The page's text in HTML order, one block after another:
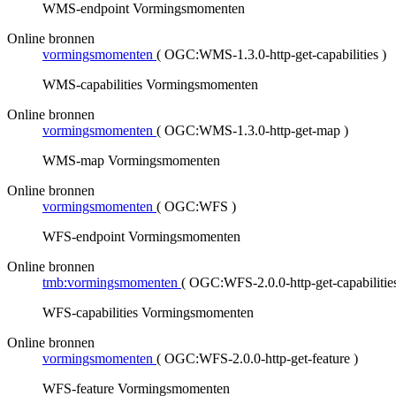
WMS-endpoint Vormingsmomenten
Online bronnen
vormingsmomenten ( OGC:WMS-1.3.0-http-get-capabilities )
WMS-capabilities Vormingsmomenten
Online bronnen
vormingsmomenten ( OGC:WMS-1.3.0-http-get-map )
WMS-map Vormingsmomenten
Online bronnen
vormingsmomenten ( OGC:WFS )
WFS-endpoint Vormingsmomenten
Online bronnen
tmb:vormingsmomenten ( OGC:WFS-2.0.0-http-get-
WFS-capabilities Vormingsmomenten
Online bronnen
vormingsmomenten ( OGC:WFS-2.0.0-http-get-feature )
WFS-feature Vormingsmomenten